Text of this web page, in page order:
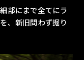
部にまで全てにラ
、 新旧問わず掘り